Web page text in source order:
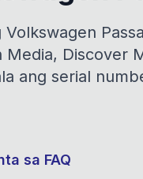
Media, Discover
ang serial
sa FAQ